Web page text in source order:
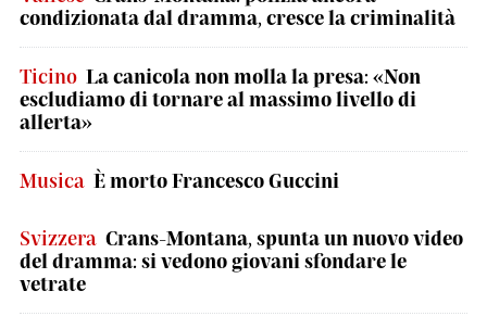
condizionata dal dramma, cresce la criminalità
Ticino La canicola non molla la presa: «Non
escludiamo di tornare al massimo livello di
allerta»
Musica È morto Francesco Guccini
Svizzera Crans-Montana, spunta un nuovo video
del dramma: si vedono giovani sfondare le
vetrate